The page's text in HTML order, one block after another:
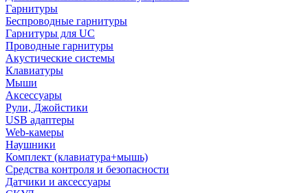
Гарнитуры
Беспроводные гарнитуры
Гарнитуры для UC
Проводные гарнитуры
Акустические системы
Клавиатуры
Мыши
Аксессуары
Рули, Джойстики
USB адаптеры
Web-камеры
Наушники
Комплект (клавиатура+мышь)
Средства контроля и безопасности
Датчики и аксессуары